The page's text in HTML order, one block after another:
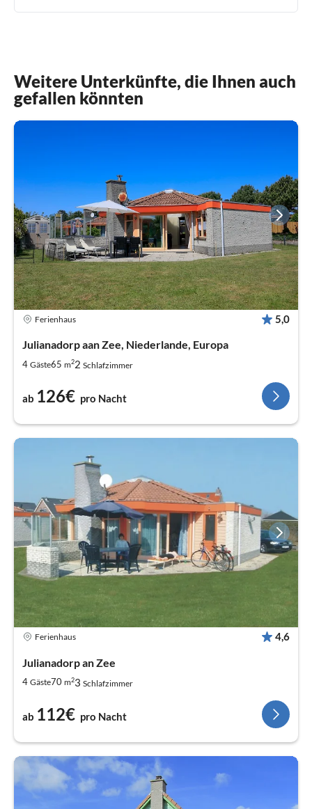
Weitere Unterkünfte, die Ihnen auch
gefallen könnten
Ferienhaus 5,0
Julianadorp aan Zee, Niederlande, Europa
4 Gäste65 m22 Schlafzimmer
ab 126€ pro Nacht
Ferienhaus 4,6
Julianadorp an Zee
4 Gäste70 m23 Schlafzimmer
ab 112€ pro Nacht